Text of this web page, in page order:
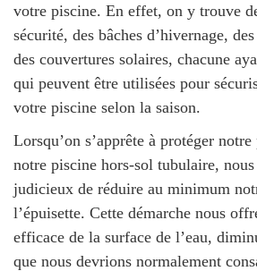
votre piscine. En effet, on y trouve
sécurité, des bâches d’hivernage,
des couvertures solaires, chacune
qui peuvent être utilisées pour
votre piscine selon la saison.
Lorsqu’on s’apprête à protéger
notre piscine hors-sol tubulaire,
judicieux de réduire au minimum
l’épuisette. Cette démarche nous
efficace de la surface de l’eau,
que nous devrions normalement